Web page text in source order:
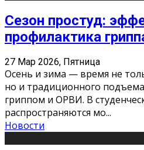
Сезон простуд:
профилактика
27 Мар 2026, Пятница
Осень и зима — время не
но и традиционного
гриппом и ОРВИ. В
распространяются мо...
Новости